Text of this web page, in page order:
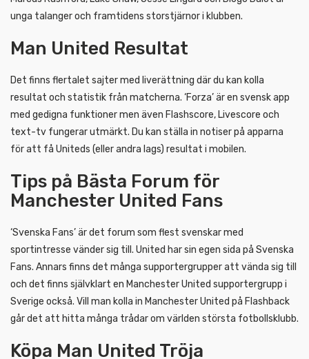
unga talanger och framtidens storstjärnor i klubben.
Man United Resultat
Det finns flertalet sajter med liverättning där du kan kolla
resultat och statistik från matcherna. ‘Forza’ är en svensk app
med gedigna funktioner men även Flashscore, Livescore och
text-tv fungerar utmärkt. Du kan ställa in notiser på apparna
för att få Uniteds (eller andra lags) resultat i mobilen.
Tips på Bästa Forum för
Manchester United Fans
‘Svenska Fans’ är det forum som flest svenskar med
sportintresse vänder sig till. United har sin egen sida på Svenska
Fans. Annars finns det många supportergrupper att vända sig till
och det finns självklart en Manchester United supportergrupp i
Sverige också. Vill man kolla in Manchester United på Flashback
går det att hitta många trådar om världen största fotbollsklubb.
Köpa Man United Tröja